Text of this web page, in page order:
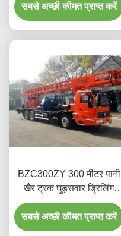
सबसे अच्छी कीमत प्राप्त करें
BZC300ZY 300 मीटर पानी
खैर ट्रक घुड़सवार ड्रिलिंग
मशीन
सबसे अच्छी कीमत प्राप्त करें